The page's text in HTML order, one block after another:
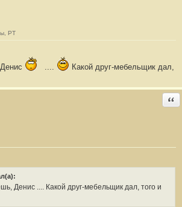
РТ
....
Какой друг-мебельщик дал,
Денис .... Какой друг-мебельщик дал, того и